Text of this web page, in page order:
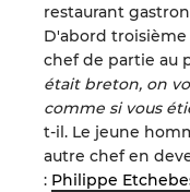
restaurant
D'abord
chef de partie au
était breton, on
comme si vous
t-il. Le jeune
autre chef en
: Philippe